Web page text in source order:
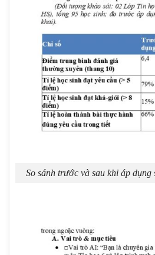
So sánh trước và sau khi áp dụng